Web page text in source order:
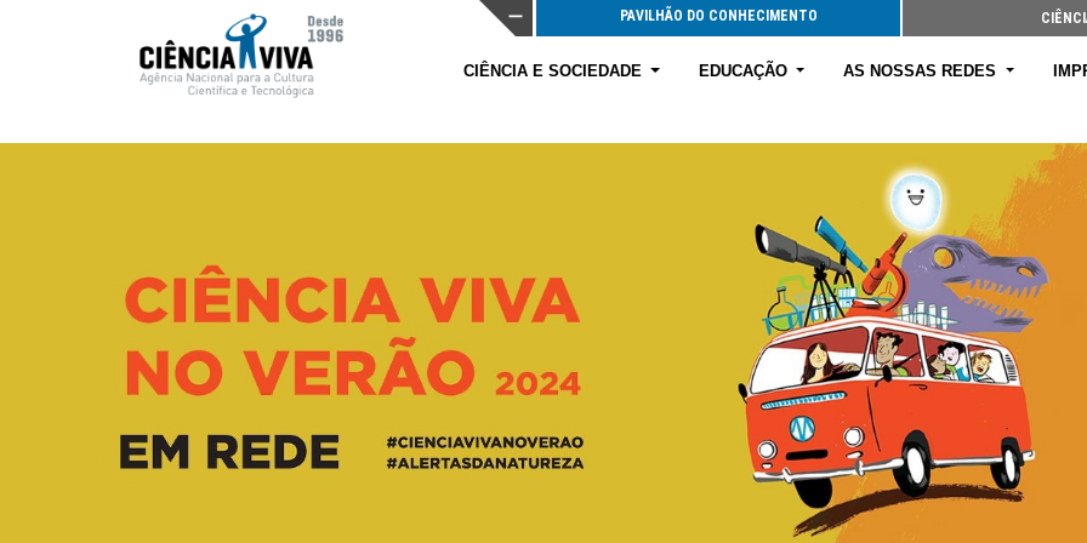
PAVILHÃO DO CONHECIMENTO
CIÊNCIA E SOCIEDADE EDUCAÇÃO AS NOSSAS REDES